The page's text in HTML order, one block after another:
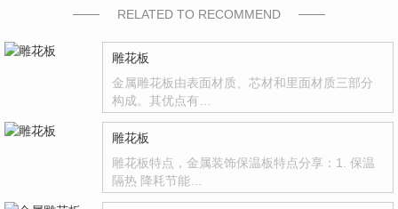
RELATED TO RECOMMEND
雕花板
金属雕花板由表面材质、芯材和里面材质三部分
构成。其优点有…
雕花板
雕花板特点，金属装饰保温板特点分享：1. 保温
隔热 降耗节能…